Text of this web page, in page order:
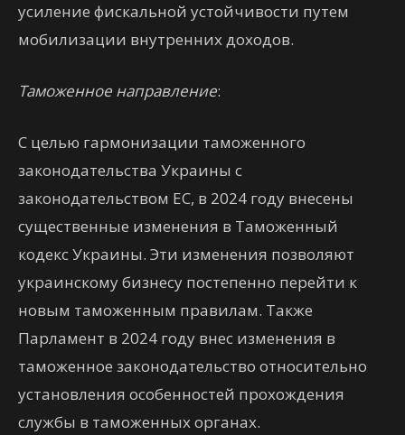
усиление фискальной устойчивости путем
мобилизации внутренних доходов.
Таможенное направление:
С целью гармонизации таможенного
законодательства Украины с
законодательством ЕС, в 2024 году внесены
существенные изменения в Таможенный
кодекс Украины. Эти изменения позволяют
украинскому бизнесу постепенно перейти к
новым таможенным правилам. Также
Парламент в 2024 году внес изменения в
таможенное законодательство относительно
установления особенностей прохождения
службы в таможенных органах.